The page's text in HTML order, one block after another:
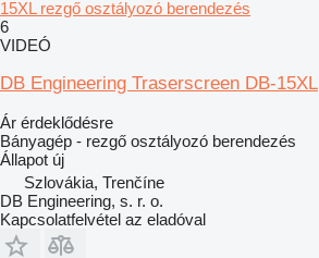
15XL rezgő osztályozó berendezés
6
VIDEÓ
DB Engineering Traserscreen DB-15XL
Ár érdeklődésre
Bányagép - rezgő osztályozó berendezés
Állapot új
Szlovákia, Trenčíne
DB Engineering, s. r. o.
Kapcsolatfelvétel az eladóval